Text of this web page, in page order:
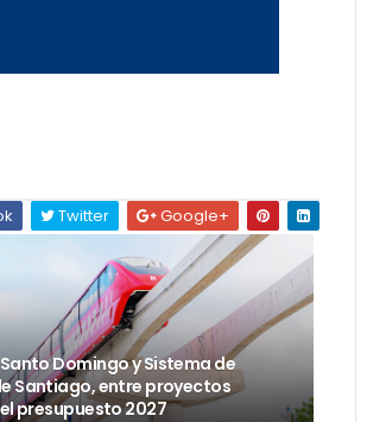
Twitter Google+
Domingo y Sistema de
Santiago, entre proyectos
presupuesto 2027